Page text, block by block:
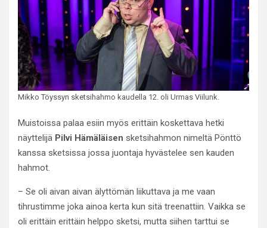
Mikko Töyssyn sketsihahmo kaudella 12. oli Urmas Viilunk.
Muistoissa palaa esiin myös erittäin koskettava hetki
näyttelijä Pilvi Hämäläisen sketsihahmon nimeltä Pönttö
kanssa sketsissa jossa juontaja hyvästelee sen kauden
hahmot.
– Se oli aivan aivan älyttömän liikuttava ja me vaan
tihrustimme joka ainoa kerta kun sitä treenattiin. Vaikka se
oli erittäin erittäin helppo sketsi, mutta siihen tarttui se